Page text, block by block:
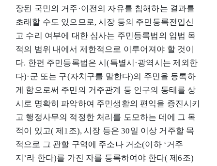
장된 국민의 거주·이전의 자유를 침해하는 결과를
초래할 수도 있으므로, 시장 등의 주민등록전입신
고 수리 여부에 대한 심사는 주민등록법의 입법 목
적의 범위 내에서 제한적으로 이루어져야 할 것이
다. 한편 주민등록법은 시(특별시·광역시는 제외한
다)·군 또는 구(자치구를 말한다)의 주민을 등록하
게 함으로써 주민의 거주관계 등 인구의 동태를 상
시로 명확히 파악하여 주민생활의 편익을 증진시키
고 행정사무의 적정한 처리를 도모하는 데에 그 목
적이 있고( 제1조), 시장 등은 30일 이상 거주할 목
적으로 그 관할 구역에 주소나 거소(이하 ‘거주
지’라 한다)를 가진 자를 등록하여야 한다( 제6조)